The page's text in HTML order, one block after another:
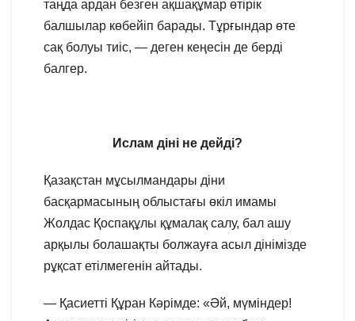
таңда ардан безген ақшақұмар өтірік
балшылар көбейіп барады. Тұрғындар өте
сақ болуы тиіс, — деген кеңесін де берді
балгер.
Ислам діні не дейді?
Қазақстан мұсылмандары діни
басқармасының облыстағы өкіл имамы
Жолдас Қоспақұлы құмалақ салу, бал ашу
арқылы болашақты болжауға асыл дінімізде
рұқсат етілмегенін айтады.
— Қасиетті Құран Кәрімде: «Әй, мүміндер!